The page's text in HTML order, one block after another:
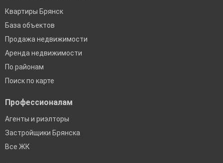
Квартиры Брянск
База объектов
Продажа недвижимости
Аренда недвижимости
По районам
Поиск по карте
Профессионалам
Агенты и риэлторы
Застройщики Брянска
Все ЖК